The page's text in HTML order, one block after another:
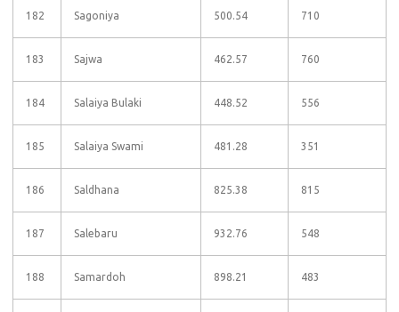
182 Sagoniya 500.54 710
183 Sajwa 462.57 760
184 Salaiya Bulaki 448.52 556
185 Salaiya Swami 481.28 351
186 Saldhana 825.38 815
187 Salebaru 932.76 548
188 Samardoh 898.21 483